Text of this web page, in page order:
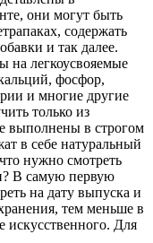
они могут быть
содержать
и так далее.
на легкоусвояемые
фосфор,
и многие другие
только из
выполнены в строгом
в себе натуральный
нужно смотреть
В самую первую
на дату выпуска и
тем меньше в
искусственного. Для